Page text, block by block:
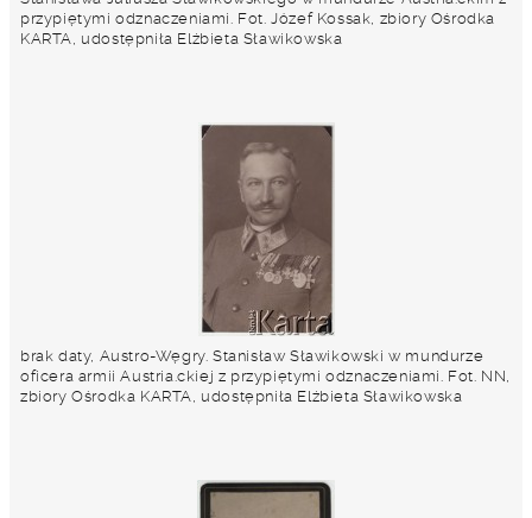
przypiętymi odznaczeniami. Fot. Józef Kossak, zbiory Ośrodka
KARTA, udostępniła Elżbieta Sławikowska
brak daty, Austro-Węgry. Stanisław Sławikowski w mundurze
oficera armii Austria.ckiej z przypiętymi odznaczeniami. Fot. NN,
zbiory Ośrodka KARTA, udostępniła Elżbieta Sławikowska